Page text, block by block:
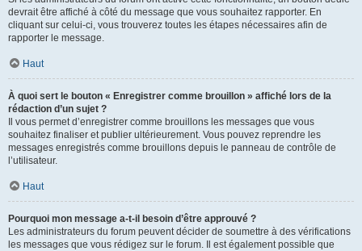
devrait être affiché à côté du message que vous souhaitez rapporter. En
cliquant sur celui-ci, vous trouverez toutes les étapes nécessaires afin de
rapporter le message.
Haut
À quoi sert le bouton « Enregistrer comme brouillon » affiché lors de la
rédaction d’un sujet ?
Il vous permet d’enregistrer comme brouillons les messages que vous
souhaitez finaliser et publier ultérieurement. Vous pouvez reprendre les
messages enregistrés comme brouillons depuis le panneau de contrôle de
l’utilisateur.
Haut
Pourquoi mon message a-t-il besoin d’être approuvé ?
Les administrateurs du forum peuvent décider de soumettre à des vérifications
les messages que vous rédigez sur le forum. Il est également possible que